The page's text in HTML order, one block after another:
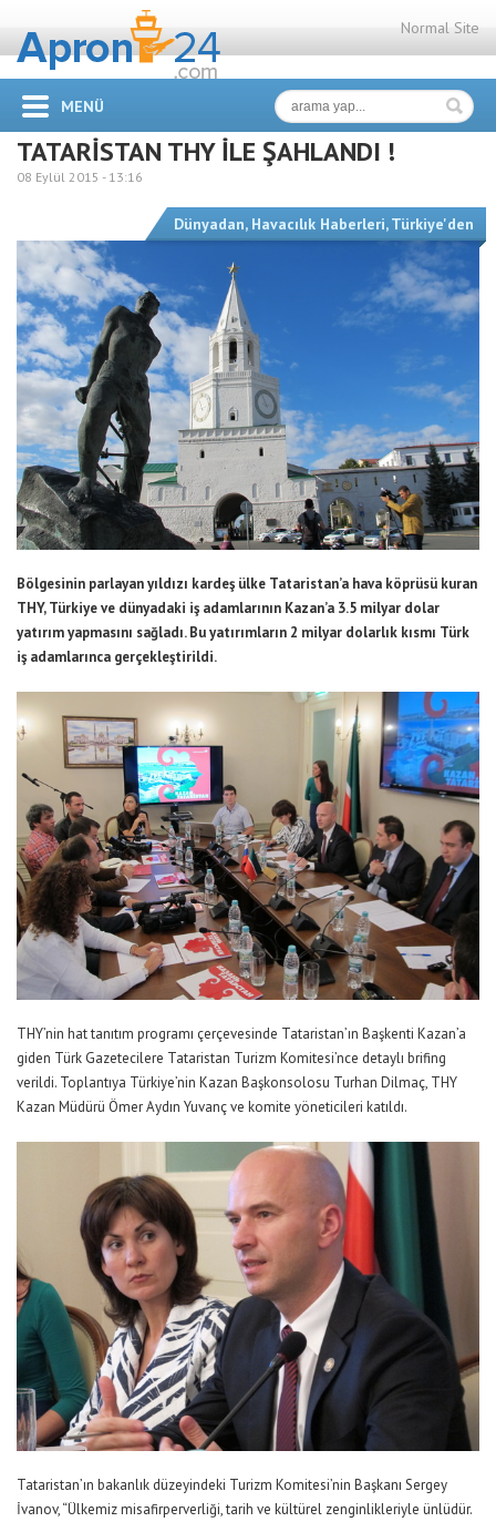
Normal Site
MENÜ
TATARİSTAN THY İLE ŞAHLANDI !
08 Eylül 2015 - 13:16
Dünyadan, Havacılık Haberleri,Türkiye'den
Bölgesinin parlayan yıldızı kardeş ülke Tataristan’a hava köprüsü kuran
THY, Türkiye ve dünyadaki iş adamlarının Kazan’a 3.5 milyar dolar
yatırım yapmasını sağladı. Bu yatırımların 2 milyar dolarlık kısmı Türk
iş adamlarınca gerçekleştirildi.
THY’nin hat tanıtım programı çerçevesinde Tataristan’ın Başkenti Kazan’a
giden Türk Gazetecilere Tataristan Turizm Komitesi’nce detaylı brifing
verildi. Toplantıya Türkiye’nin Kazan Başkonsolosu Turhan Dilmaç, THY
Kazan Müdürü Ömer Aydın Yuvanç ve komite yöneticileri katıldı.
Tataristan’ın bakanlık düzeyindeki Turizm Komitesi’nin Başkanı Sergey
İvanov, “Ülkemiz misafirperverliği, tarih ve kültürel zenginlikleriyle ünlüdür.